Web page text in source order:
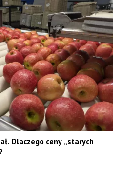
Dlaczego ceny „starych